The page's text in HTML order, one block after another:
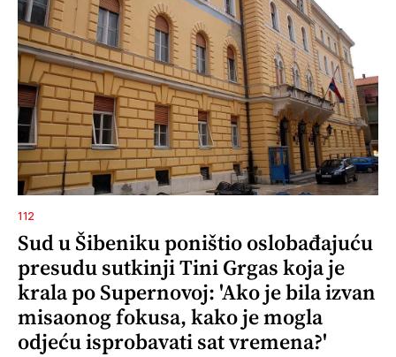
112
Sud u Šibeniku poništio oslobađajuću
presudu sutkinji Tini Grgas koja je
krala po Supernovoj: 'Ako je bila izvan
misaonog fokusa, kako je mogla
odjeću isprobavati sat vremena?'